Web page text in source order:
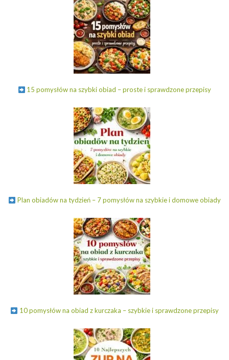
15 pomysłów na szybki obiad – proste i sprawdzone przepisy
Plan obiadów na tydzień – 7 pomysłów na szybkie i domowe obiady
10 pomysłów na obiad z kurczaka – szybkie i sprawdzone przepisy